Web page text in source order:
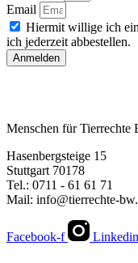
Email
Hiermit willige ich
ich jederzeit abbestellen.
Anmelden
Menschen für Tierrechte
Hasenbergsteige 15
Stuttgart 70178
Tel.: 0711 - 61 61 71
Mail: info@tierrechte-
Facebook-f Linkedin